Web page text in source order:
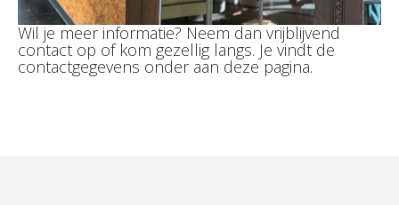
Wil je meer informatie? Neem dan vrijblijvend
contact op of kom gezellig langs. Je vindt de
contactgegevens onder aan deze pagina.